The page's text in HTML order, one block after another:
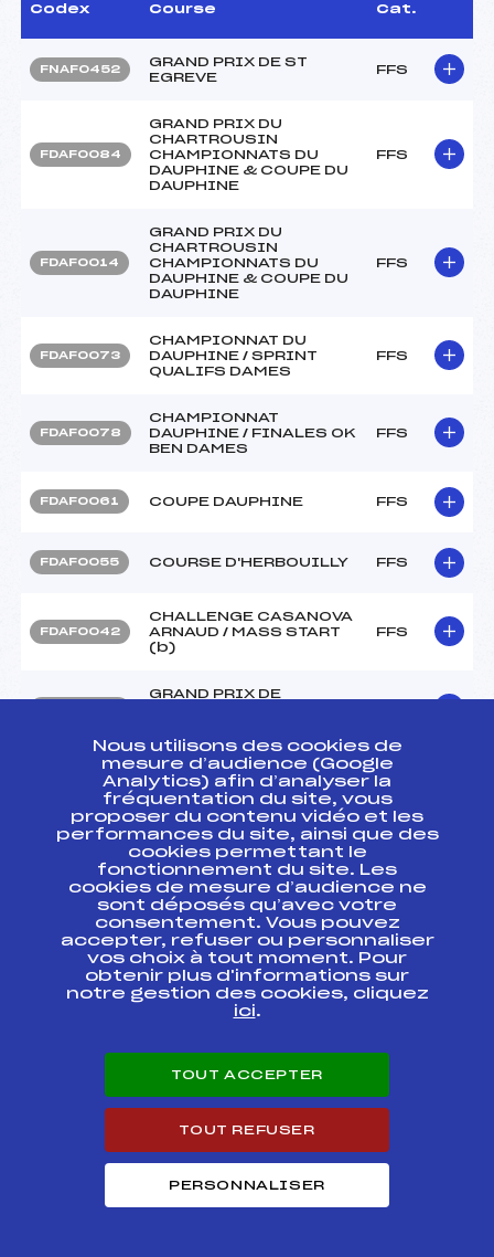
Codex Course Cat.
FNAF0452
GRAND PRIX DE ST
EGREVE
FFS
FDAF0084
GRAND PRIX DU
CHARTROUSIN
CHAMPIONNATS DU
DAUPHINE & COUPE DU
DAUPHINE
FFS
FDAF0014
GRAND PRIX DU
CHARTROUSIN
CHAMPIONNATS DU
DAUPHINE & COUPE DU
DAUPHINE
FFS
FDAF0073
CHAMPIONNAT DU
DAUPHINE / SPRINT
QUALIFS DAMES
FFS
FDAF0078
CHAMPIONNAT
DAUPHINE / FINALES OK
BEN DAMES
FFS
FDAF0061 COUPE DAUPHINE FFS
FDAF0055 COURSE D'HERBOUILLY FFS
FDAF0042
CHALLENGE CASANOVA
ARNAUD / MASS START
(b)
FFS
GRAND PRIX DE
FDAF0025 COUPE DU DAUPHINE FFS
Résultats Nordique 2007
Codex Course Cat.
FDAF0096
GRAND PRIX DE SAINT
EGREVE
FFS
Championat du
COUPE DU DAUPHINE
FDAF0065
TRAVERSEE DE
POPULAIRE
FFS
Nous utilisons des cookies de
mesure d’audience (Google
Analytics) afin d’analyser la
fréquentation du site, vous
proposer du contenu vidéo et les
performances du site, ainsi que des
cookies permettant le
fonctionnement du site. Les
cookies de mesure d’audience ne
sont déposés qu’avec votre
consentement. Vous pouvez
accepter, refuser ou personnaliser
vos choix à tout moment. Pour
obtenir plus d'informations sur
notre gestion des cookies, cliquez
ici.
TOUT ACCEPTER
TOUT REFUSER
PERSONNALISER